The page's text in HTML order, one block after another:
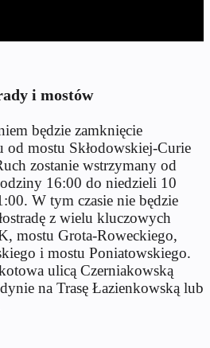
i mostów
będzie zamknięcie
od mostu Skłodowskiej-Curie
zostanie wstrzymany od
16:00 do niedzieli 10
W tym czasie nie będzie
z wielu kluczowych
mostu Grota-Roweckiego,
i mostu Poniatowskiego.
ulicą Czerniakowską
na Trasę Łazienkowską lub